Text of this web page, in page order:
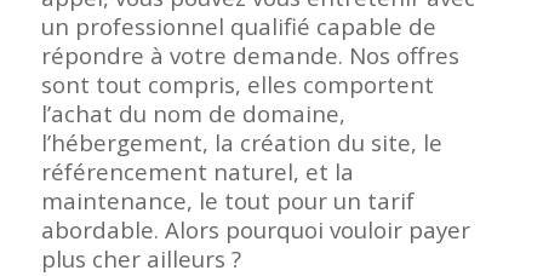
un professionnel qualifié capable de
répondre à votre demande. Nos offres
sont tout compris, elles comportent
l’achat du nom de domaine,
l’hébergement, la création du site, le
référencement naturel, et la
maintenance, le tout pour un tarif
abordable. Alors pourquoi vouloir payer
plus cher ailleurs ?